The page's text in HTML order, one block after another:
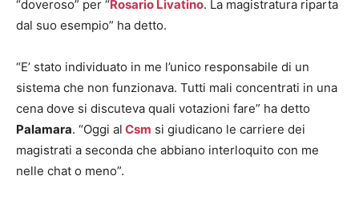
“doveroso” per “Rosario Livatino. La magistratura riparta
dal suo esempio” ha detto.
“E’ stato individuato in me l’unico responsabile di un
sistema che non funzionava. Tutti mali concentrati in una
cena dove si discuteva quali votazioni fare” ha detto
Palamara. “Oggi al Csm si giudicano le carriere dei
magistrati a seconda che abbiano interloquito con me
nelle chat o meno”.